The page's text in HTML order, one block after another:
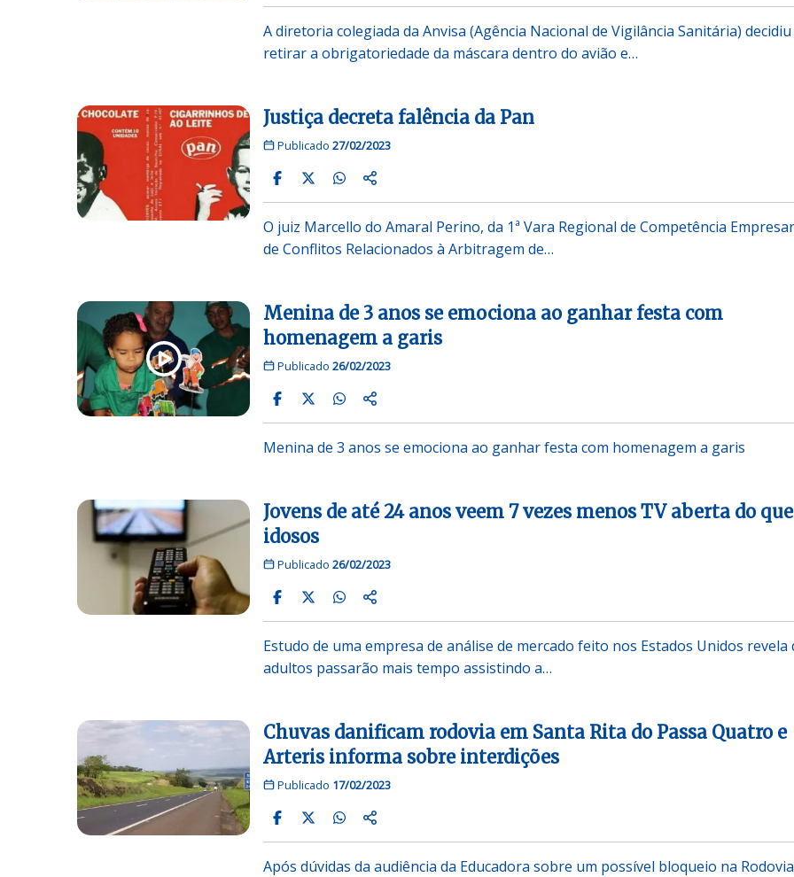
A diretoria colegiada da Anvisa (Agência Nacional de Vigilância Sanitária) decidiu
retirar a obrigatoriedade da máscara dentro do avião e…
Justiça decreta falência da Pan
Publicado 27/02/2023
O juiz Marcello do Amaral Perino, da 1ª Vara Regional de Competência
de Conflitos Relacionados à Arbitragem de…
Menina de 3 anos se emociona ao ganhar festa com
homenagem a garis
Publicado 26/02/2023
Menina de 3 anos se emociona ao ganhar festa com homenagem a garis
Jovens de até 24 anos veem 7 vezes menos TV aberta do que
idosos
Publicado 26/02/2023
Estudo de uma empresa de análise de mercado feito nos Estados Unidos revela
adultos passarão mais tempo assistindo a…
Chuvas danificam rodovia em Santa Rita do Passa Quatro e
Arteris informa sobre interdições
Publicado 17/02/2023
Após dúvidas da audiência da Educadora sobre um possível bloqueio na Rodovia